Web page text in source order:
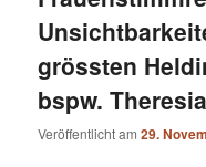
grössten
bspw.
Veröffentlicht am29.